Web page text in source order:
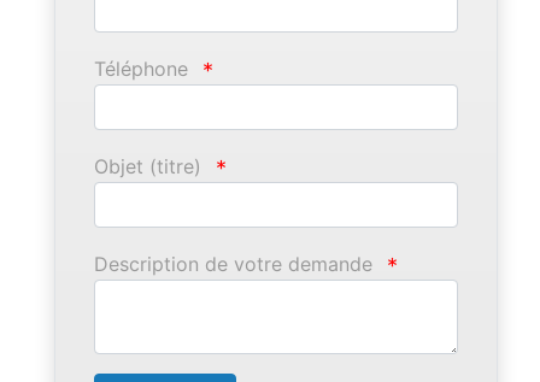
Téléphone *
Objet (titre) *
Description de votre demande *